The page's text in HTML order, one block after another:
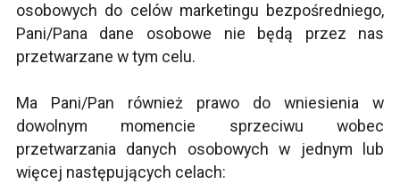
osobowych do celów marketingu bezpośredniego,
Pani/Pana dane osobowe nie będą przez nas
przetwarzane w tym celu.
Ma Pani/Pan również prawo do wniesienia w
dowolnym momencie sprzeciwu wobec
przetwarzania danych osobowych w jednym lub
więcej następujących celach: